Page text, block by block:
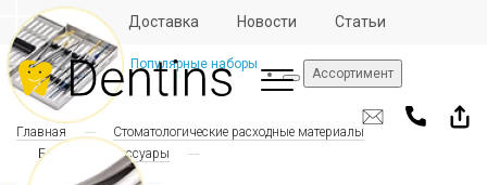
Отзывы Доставка Новости Статьи
Ассортимент
Популярные наборы
Главная
Стоматологические расходные материалы
Брекеты и аксессуары